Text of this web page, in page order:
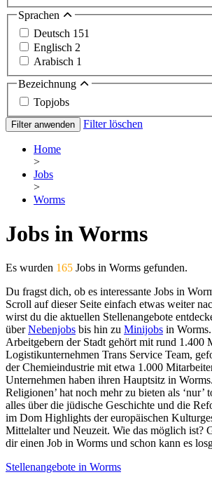
Sprachen
Deutsch 151
Englisch 2
Arabisch 1
Bezeichnung
Topjobs
Filter anwenden Filter löschen
Home
>
Jobs
>
Worms
Jobs in Worms
Es wurden 165 Jobs in Worms gefunden.
Du fragst dich, ob es interessante Jobs in
Scroll auf dieser Seite einfach etwas weiter
wirst du die aktuellen Stellenangebote
überNebenjobs bis hin zu Minijobs in
Arbeitgebern der Stadt gehört mit rund 1.400
Logistikunternehmen Trans Service Team,
der Chemieindustrie mit etwa 1.000
Unternehmen haben ihren Hauptsitz in
Religionen’ hat noch mehr zu bieten als ‘nur’
alles über die jüdische Geschichte und die
im Dom Highlights der europäischen
Mittelalter und Neuzeit. Wie das möglich ist?
dir einen Job in Worms und schon kann es
Stellenangebote in Worms